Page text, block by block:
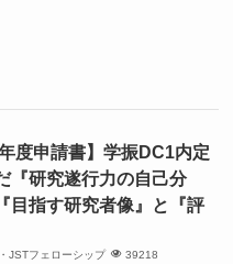
年度申請書】学振DC1内定
『研究遂行力の自己分
目指す研究者像』と『評
JSTフェローシップ 39218